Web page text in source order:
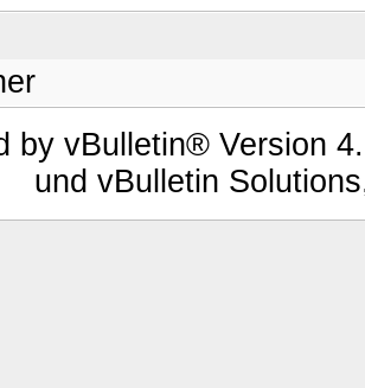
by vBulletin® Version
und vBulletin